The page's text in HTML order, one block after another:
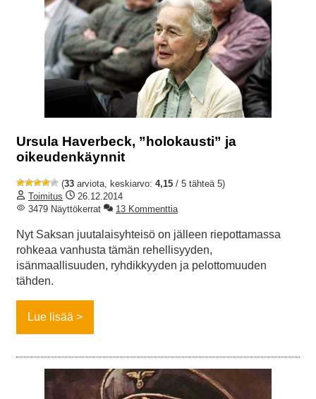
Ursula Haverbeck, ”holokausti” ja
oikeudenkäynnit
(33 arviota, keskiarvo: 4,15 / 5 tähteä 5)
Toimitus
26.12.2014
3479 Näyttökerrat
13 Kommenttia
Nyt Saksan juutalaisyhteisö on jälleen riepottamassa
rohkeaa vanhusta tämän rehellisyyden,
isänmaallisuuden, ryhdikkyyden ja pelottomuuden
tähden.
Lue lisää